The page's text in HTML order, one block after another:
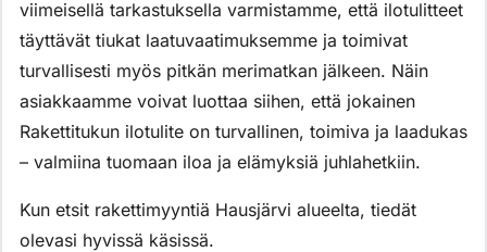
viimeisellä tarkastuksella varmistamme, että ilotulitteet
täyttävät tiukat laatuvaatimuksemme ja toimivat
turvallisesti myös pitkän merimatkan jälkeen. Näin
asiakkaamme voivat luottaa siihen, että jokainen
Rakettitukun ilotulite on turvallinen, toimiva ja laadukas
– valmiina tuomaan iloa ja elämyksiä juhlahetkiin.
Kun etsit rakettimyyntiä Hausjärvi alueelta, tiedät
olevasi hyvissä käsissä.